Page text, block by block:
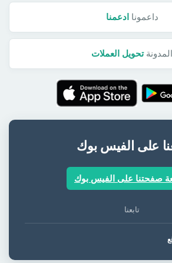
داعمونا ادعمنا
المدونةتحويل العملات
على الفيس بوك
صفحتنا على الفيس بوك
تابعنا